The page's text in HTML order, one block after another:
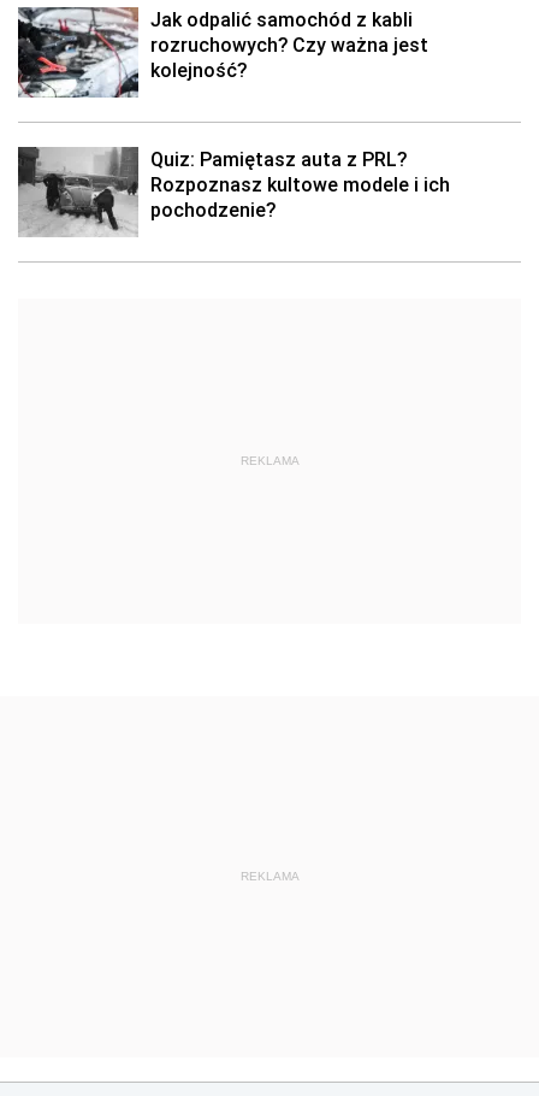
Jak odpalić samochód z kabli
rozruchowych? Czy ważna jest
kolejność?
Quiz: Pamiętasz auta z PRL?
Rozpoznasz kultowe modele i ich
pochodzenie?
REKLAMA
REKLAMA